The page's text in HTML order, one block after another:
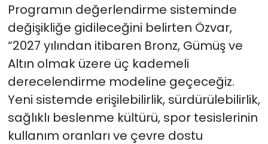
Programın değerlendirme sisteminde
değişikliğe gidileceğini belirten Özvar,
“2027 yılından itibaren Bronz, Gümüş ve
Altın olmak üzere üç kademeli
derecelendirme modeline geçeceğiz.
Yeni sistemde erişilebilirlik, sürdürülebilirlik,
sağlıklı beslenme kültürü, spor tesislerinin
kullanım oranları ve çevre dostu